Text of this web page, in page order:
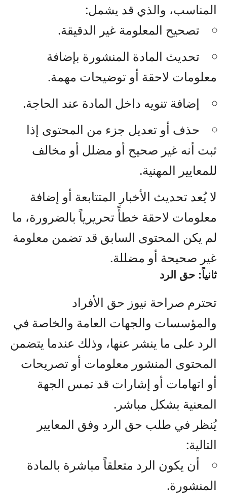
المناسب، والذي قد يشمل:
تصحيح المعلومة غير الدقيقة.
تحديث المادة المنشورة بإضافة
معلومات لاحقة أو توضيحات مهمة.
إضافة تنويه داخل المادة عند الحاجة.
حذف أو تعديل جزء من المحتوى إذا
ثبت أنه غير صحيح أو مضلل أو مخالف
للمعايير المهنية.
لا يُعد تحديث الأخبار المتتابعة أو إضافة
معلومات لاحقة خطأً تحريرياً بالضرورة، ما
لم يكن المحتوى السابق قد تضمن معلومة
غير صحيحة أو مضللة.
ثانياً: حق الرد
تحترم صراحة نيوز حق الأفراد
والمؤسسات والجهات العامة والخاصة في
الرد على ما ينشر عنها، وذلك عندما يتضمن
المحتوى المنشور معلومات أو تصريحات
أو اتهامات أو إشارات قد تمس الجهة
المعنية بشكل مباشر.
يُنظر في طلب حق الرد وفق المعايير
التالية:
أن يكون الرد متعلقاً مباشرة بالمادة
المنشورة.